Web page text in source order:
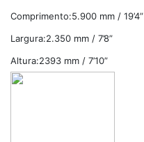
Comprimento:5.900 mm / 19’4”
Largura:2.350 mm / 7’8”
Altura:2393 mm / 7’10”